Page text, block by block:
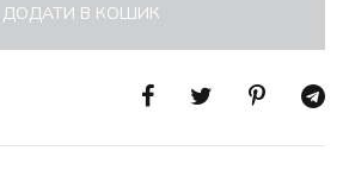
ДОДАТИ В КОШИК